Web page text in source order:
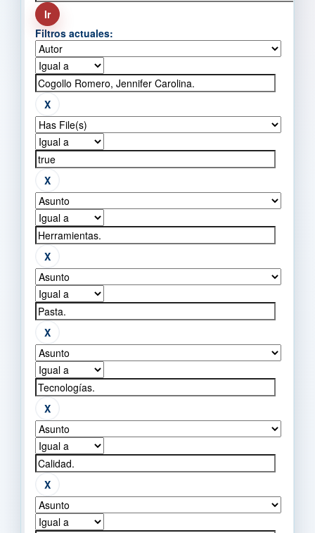
Filtros actuales: